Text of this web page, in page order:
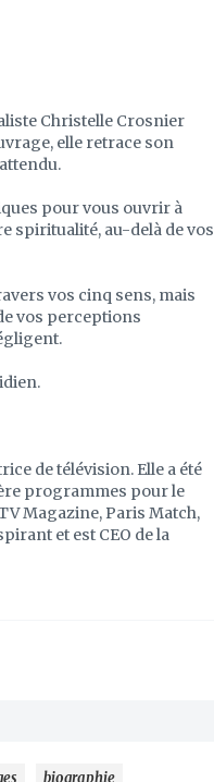
Christelle Crosnier
elle retrace son
pour vous ouvrir à
spiritualité, au-delà de vos
vos cinq sens, mais
vos perceptions
de télévision. Elle a été
programmes pour le
Magazine, Paris Match,
et est CEO de la